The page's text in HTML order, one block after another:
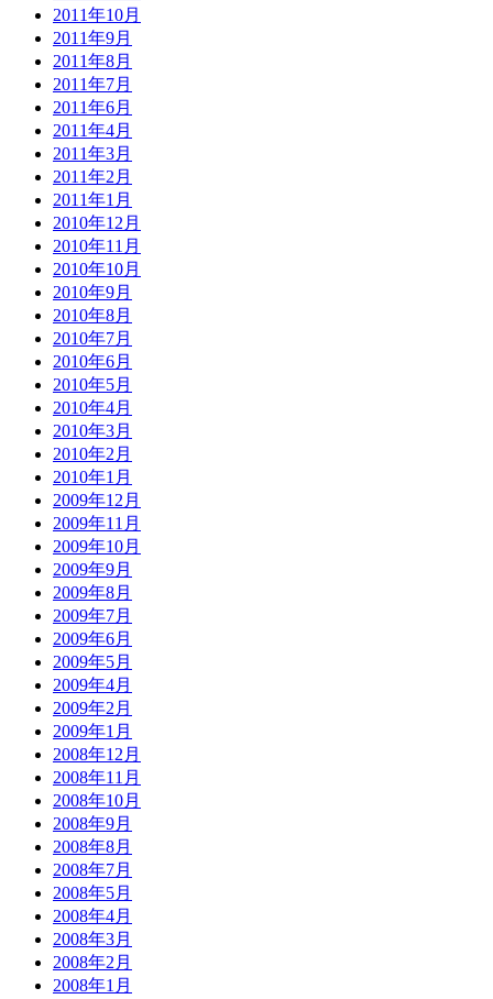
2011年10月
2011年9月
2011年8月
2011年7月
2011年6月
2011年4月
2011年3月
2011年2月
2011年1月
2010年12月
2010年11月
2010年10月
2010年9月
2010年8月
2010年7月
2010年6月
2010年5月
2010年4月
2010年3月
2010年2月
2010年1月
2009年12月
2009年11月
2009年10月
2009年9月
2009年8月
2009年7月
2009年6月
2009年5月
2009年4月
2009年2月
2009年1月
2008年12月
2008年11月
2008年10月
2008年9月
2008年8月
2008年7月
2008年5月
2008年4月
2008年3月
2008年2月
2008年1月